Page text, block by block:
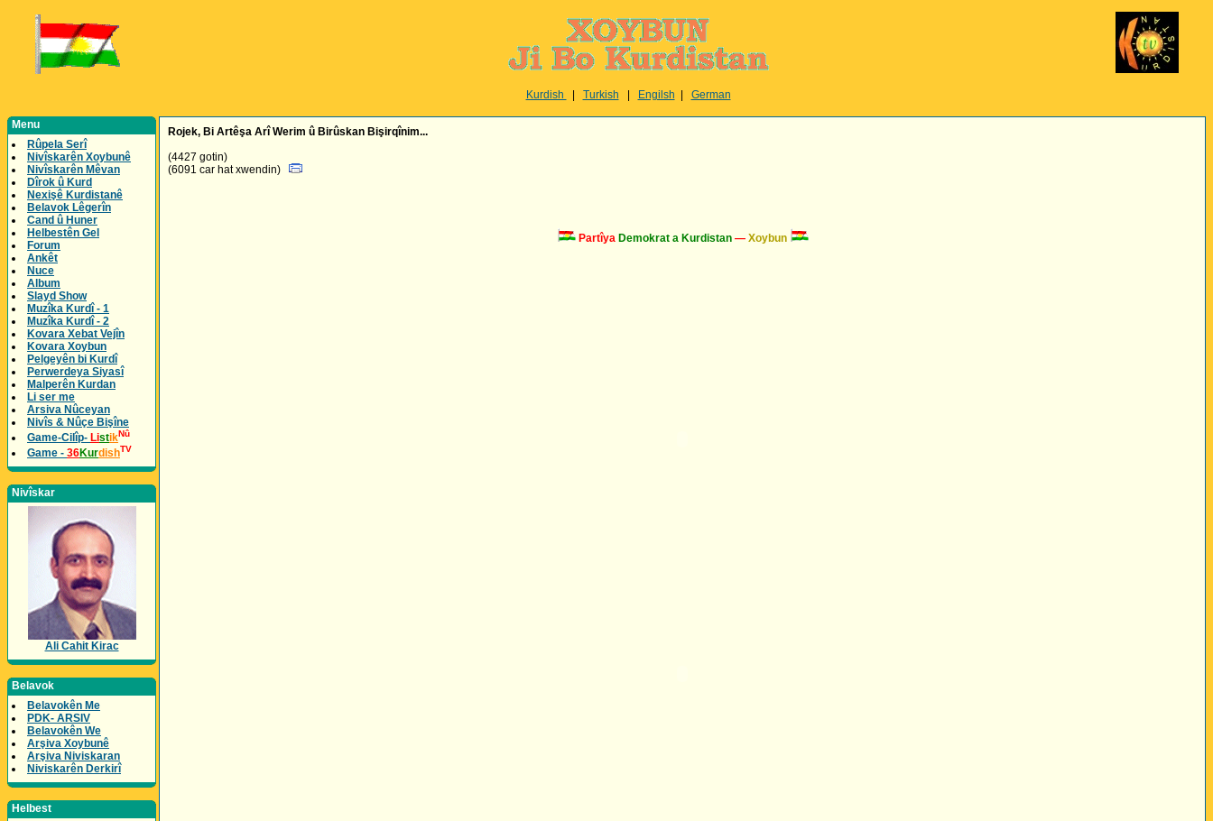
Kurdish Turkish Engilsh German
Menu
Rûpela Serî
Nivîskarên Xoybunê
Nivîskarên Mêvan
Dîrok û Kurd
Nexişê Kurdistanê
Belavok Lêgerîn
Cand û Huner
Helbestên Gel
Forum
Ankêt
Nuce
Album
Slayd Show
Muzîka Kurdî - 1
Muzîka Kurdî - 2
Kovara Xebat Vejîn
Kovara Xoybun
Pelgeyên bi Kurdî
Perwerdeya Siyasî
Malperên Kurdan
Li ser me
Arsiva Nûceyan
Nivîs & Nûçe Bişîne
Game-Cilîp- ListikNû
Game - 36KurdishTV
Nivîskar
Ali Cahit Kirac
Belavok
Belavokên Me
PDK- ARSIV
Belavokên We
Arşiva Xoybunê
Arşiva Niviskaran
Niviskarên Derkirî
Helbest
Rojek, Bi Artêşa Arî Werim û Birûskan Bişirqînim...
(4427 gotin)
(6091 car hat xwendin)
Partîya Demokrat a Kurdistan — Xoybun